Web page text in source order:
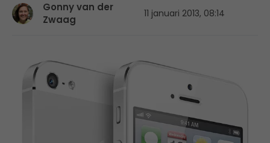
Gonny van der
Zwaag
11 januari 2013, 08:14